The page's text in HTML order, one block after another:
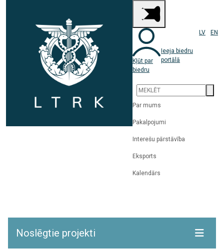
Kļūt par
biedru
Ieeja biedru
portālā
LV EN
Par mums
Pakalpojumi
Interešu pārstāvība
Eksports
Kalendārs
Noslēgtie projekti